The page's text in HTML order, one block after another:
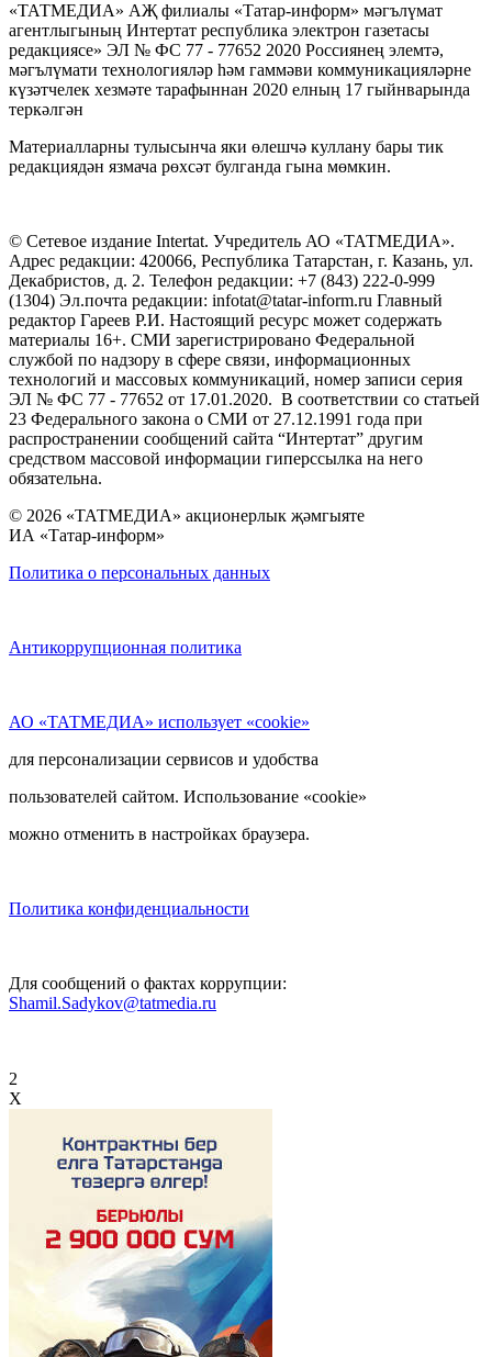
«ТАТМЕДИА» АҖ филиалы «Татар-информ» мәгълүмат
агентлыгының Интертат республика электрон газетасы
редакциясе» ЭЛ № ФС 77 - 77652 2020 Россиянең элемтә,
мәгълүмати технологияләр һәм гаммәви коммуникацияләрне
күзәтчелек хезмәте тарафыннан 2020 елның 17 гыйнварында
теркәлгән
Материалларны тулысынча яки өлешчә куллану бары тик
редакциядән язмача рөхсәт булганда гына мөмкин.
© Сетевое издание Intertat. Учредитель АО «ТАТМЕДИА».
Адрес редакции: 420066, Республика Татарстан, г. Казань, ул.
Декабристов, д. 2. Телефон редакции: +7 (843) 222-0-999
(1304) Эл.почта редакции: infotat@tatar-inform.ru Главный
редактор Гареев Р.И. Настоящий ресурс может содержать
материалы 16+. СМИ зарегистрировано Федеральной
службой по надзору в сфере связи, информационных
технологий и массовых коммуникаций, номер записи серия
ЭЛ № ФС 77 - 77652 от 17.01.2020. В соответствии со статьей
23 Федерального закона о СМИ от 27.12.1991 года при
распространении сообщений сайта “Интертат” другим
средством массовой информации гиперссылка на него
обязательна.
© 2026 «ТАТМЕДИА» акционерлык җәмгыяте
ИА «Татар-информ»
Политика о персональных данных
Антикоррупционная политика
АО «ТАТМЕДИА» использует «cookie»
для персонализации сервисов и удобства
пользователей сайтом. Использование «cookie»
можно отменить в настройках браузера.
Политика конфиденциальности
Для сообщений о фактах коррупции:
Shamil.Sadykov@tatmedia.ru
2
X